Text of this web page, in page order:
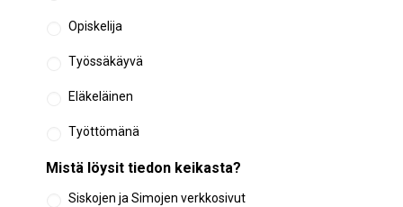
Opiskelija
Työssäkäyvä
Eläkeläinen
Työttömänä
Mistä löysit tiedon keikasta?
Siskojen ja Simojen verkkosivut